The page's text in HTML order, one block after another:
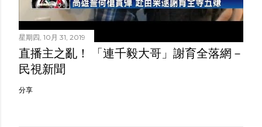
星期四, 10月 31, 2019
直播主之亂！ 「連千毅大哥」謝育全落網－
民視新聞
分享